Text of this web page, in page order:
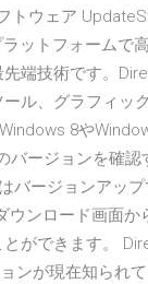
トウェア
ットフォームで
端技術です。
ル、グラフィッ
8や
バージョンを確認
バージョンアッ
ウンロード画面か
ができます。
ンが現在知られ